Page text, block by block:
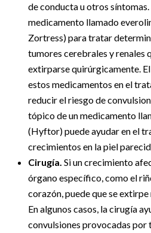
de conducta u otros síntomas.
medicamento llamado
Zortress) para tratar
tumores cerebrales y renales
extirparse quirúrgicamente.
estos medicamentos en el
reducir el riesgo de
tópico de un medicamento
(Hyftor) puede ayudar en el
crecimientos en la piel
Cirugía. Si un crecimiento
órgano específico, como el
corazón, puede que se
En algunos casos, la cirugía
convulsiones provocadas por